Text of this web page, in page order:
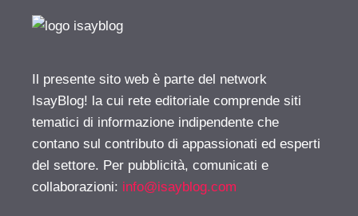
Il presente sito web è parte del network
IsayBlog! la cui rete editoriale comprende siti
tematici di informazione indipendente che
contano sul contributo di appassionati ed esperti
del settore. Per pubblicità, comunicati e
collaborazioni: info@isayblog.com